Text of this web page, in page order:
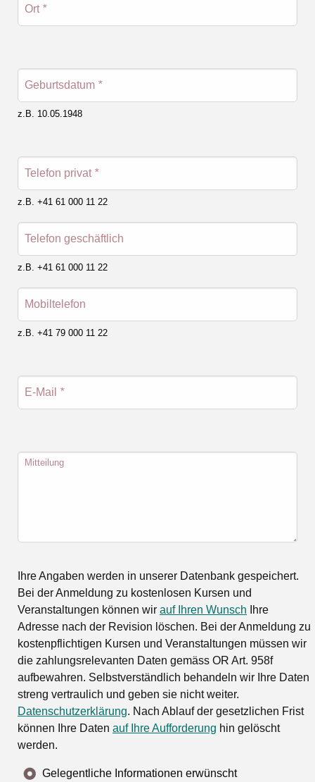
Ort *
Geburtsdatum *
z.B. 10.05.1948
Telefon privat *
z.B. +41 61 000 11 22
Telefon geschäftlich
z.B. +41 61 000 11 22
Mobiltelefon
z.B. +41 79 000 11 22
E-Mail *
Mitteilung
Ihre Angaben werden in unserer Datenbank gespeichert.
Bei der Anmeldung zu kostenlosen Kursen und
Veranstaltungen können wir auf Ihren Wunsch Ihre
Adresse nach der Revision löschen. Bei der Anmeldung zu
kostenpflichtigen Kursen und Veranstaltungen müssen wir
die zahlungsrelevanten Daten gemäss OR Art. 958f
aufbewahren. Selbstverständlich behandeln wir Ihre Daten
streng vertraulich und geben sie nicht weiter.
Datenschutzerklärung. Nach Ablauf der gesetzlichen Frist
können Ihre Daten auf Ihre Aufforderung hin gelöscht
werden.
Gelegentliche Informationen erwünscht